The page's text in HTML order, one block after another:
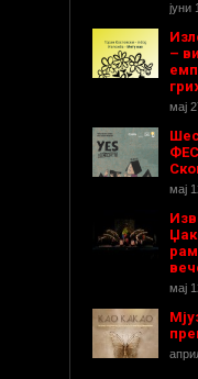
јуни
–
мај
мај
мај